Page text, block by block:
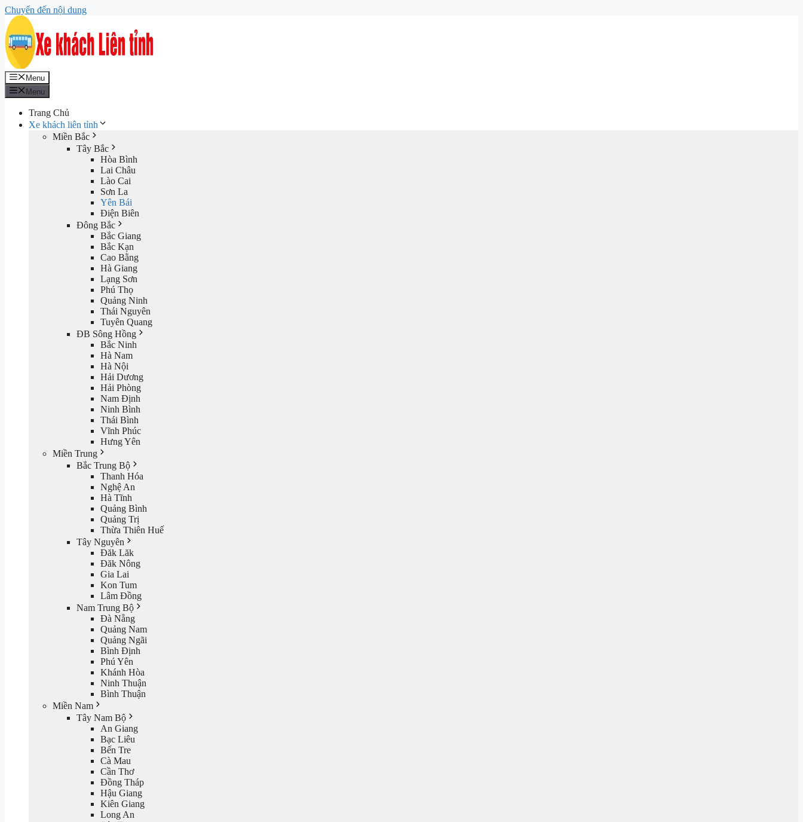
Chuyển đến nội dung
Menu
Menu
Trang Chủ
Xe khách liên tỉnh
Miền Bắc
Tây Bắc
Hòa Bình
Lai Châu
Lào Cai
Sơn La
Yên Bái
Điện Biên
Đông Bắc
Bắc Giang
Bắc Kạn
Cao Bằng
Hà Giang
Lạng Sơn
Phú Thọ
Quảng Ninh
Thái Nguyên
Tuyên Quang
ĐB Sông Hồng
Bắc Ninh
Hà Nam
Hà Nội
Hải Dương
Hải Phòng
Nam Định
Ninh Bình
Thái Bình
Vĩnh Phúc
Hưng Yên
Miền Trung
Bắc Trung Bộ
Thanh Hóa
Nghệ An
Hà Tĩnh
Quảng Bình
Quảng Trị
Thừa Thiên Huế
Tây Nguyên
Đăk Lăk
Đăk Nông
Gia Lai
Kon Tum
Lâm Đồng
Nam Trung Bộ
Đà Nẵng
Quảng Nam
Quảng Ngãi
Bình Định
Phú Yên
Khánh Hòa
Ninh Thuận
Bình Thuận
Miền Nam
Tây Nam Bộ
An Giang
Bạc Liêu
Bến Tre
Cà Mau
Cần Thơ
Đồng Tháp
Hậu Giang
Kiên Giang
Long An